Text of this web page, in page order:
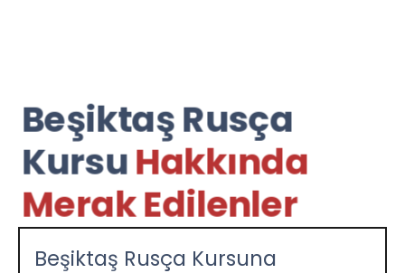
Beşiktaş Rusça
KursuHakkında
Merak Edilenler
Beşiktaş Rusça Kursuna